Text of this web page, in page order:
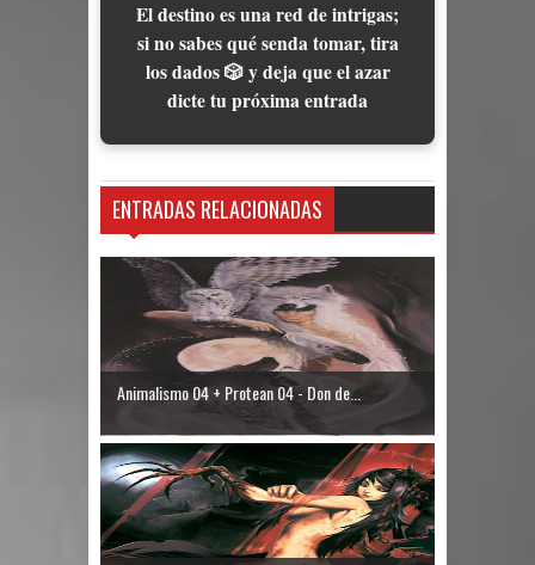
El destino es una red de intrigas;
si no sabes qué senda tomar, tira
los dados 🎲 y deja que el azar
dicte tu próxima entrada
ENTRADAS RELACIONADAS
Animalismo 04 + Protean 04 - Don de...